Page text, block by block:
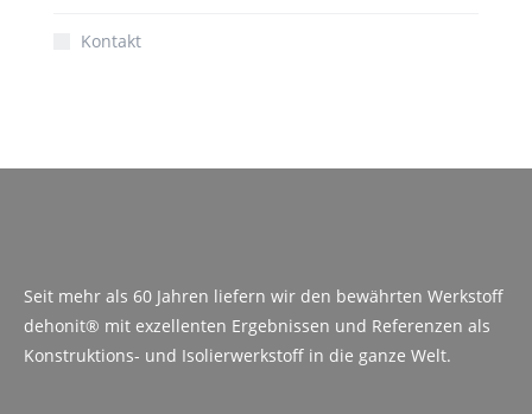
Kontakt
Seit mehr als 60 Jahren liefern wir den bewährten Werkstoff
dehonit® mit exzellenten Ergebnissen und Referenzen als
Konstruktions- und Isolierwerkstoff in die ganze Welt.